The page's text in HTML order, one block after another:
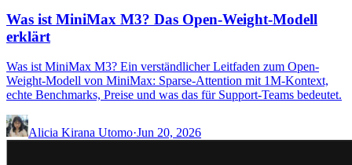
Was ist MiniMax M3? Das Open-Weight-Modell
erklärt
Was ist MiniMax M3? Ein verständlicher Leitfaden zum Open-
Weight-Modell von MiniMax: Sparse-Attention mit 1M-Kontext,
echte Benchmarks, Preise und was das für Support-Teams bedeutet.
Alicia Kirana Utomo·Jun 20, 2026